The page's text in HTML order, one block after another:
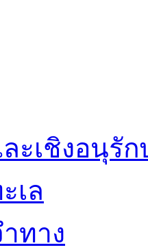
ะเชิงอนุรัก
เล
ทาง